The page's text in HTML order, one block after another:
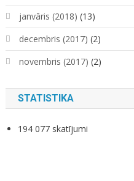
janvāris (2018) (13)
decembris (2017) (2)
novembris (2017) (2)
STATISTIKA
194 077 skatījumi